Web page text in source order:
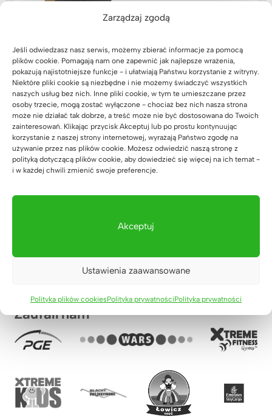
Zarządzaj zgodą
Jeśli odwiedzasz nasz serwis, możemy zbierać informacje za pomocą
plików cookie. Pomagają nam one zapewnić jak najlepsze wrażenia,
pokazują najistotniejsze funkcje - i ułatwiają Państwu korzystanie z witryny.
Niektóre pliki cookie są niezbędne i nie możemy świadczyć wszystkich
naszych usług bez nich. Inne pliki cookie, w tym te umieszczane przez
osoby trzecie, mogą zostać wyłączone - chociaż bez nich nasza strona
może nie działać tak dobrze, a treść może nie być dostosowana do Twoich
zainteresowań. Klikając przycisk Akceptuj lub po prostu kontynuując
korzystanie z naszej strony internetowej, wyrażają Państwo zgodę na
używanie przez nas plików cookie. Możesz odwiedzić naszą stronę z
polityką dotyczącą plików cookie, aby dowiedzieć się więcej na ich temat -
i w każdej chwili zmienić swoje preferencje.
Akceptuj
Ustawienia zaawansowane
Polityka plików cookiesPolityka prywatnościPolityka prywatności
Szerokość 118cm
5.00
na 5
3.899 zł
Biała komoda na
segregatory do biura
lub gabinetu szer.
110cm
Oceniono
2.689zł
Zaufali nam